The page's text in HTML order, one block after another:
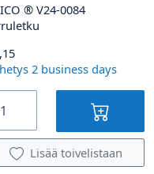
® V24-0084
2 business days
Lisää toivelistaan